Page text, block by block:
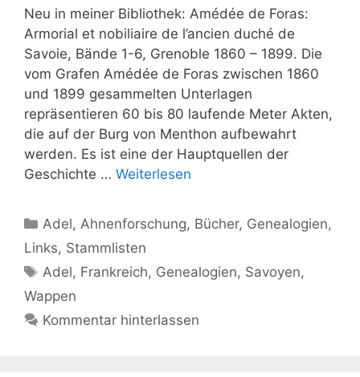
Neu in meiner Bibliothek: Amédée de Foras:
Armorial et nobiliaire de l’ancien duché de
Savoie, Bände 1-6, Grenoble 1860 – 1899. Die
vom Grafen Amédée de Foras zwischen 1860
und 1899 gesammelten Unterlagen
repräsentieren 60 bis 80 laufende Meter Akten,
die auf der Burg von Menthon aufbewahrt
werden. Es ist eine der Hauptquellen der
Geschichte … Weiterlesen
Kategorien
Adel,Ahnenforschung, Bücher, Genealogien,
Links, Stammlisten
Schlagwörter
Adel, Frankreich, Genealogien, Savoyen,
Wappen
Kommentar hinterlassen